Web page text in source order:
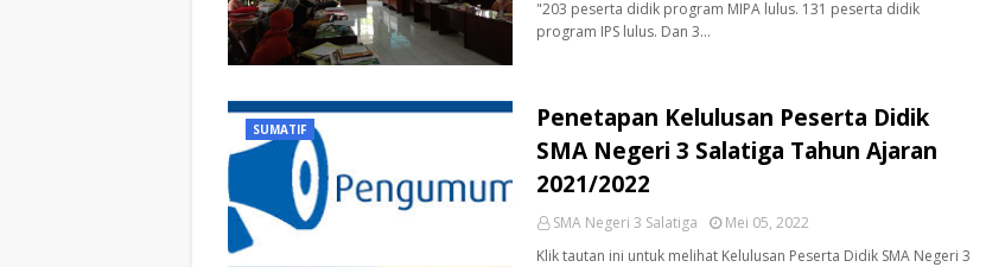
"203 peserta didik program MIPA lulus. 131 peserta didik
program IPS lulus. Dan 3…
SUMATIF
Penetapan Kelulusan Peserta Didik
SMA Negeri 3 Salatiga Tahun Ajaran
2021/2022
SMA Negeri 3 Salatiga
Mei 05, 2022
Klik tautan ini untuk melihat Kelulusan Peserta Didik SMA Negeri 3